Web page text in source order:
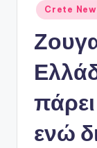
Αναρτήθηκε
σε
Crete
ενώ